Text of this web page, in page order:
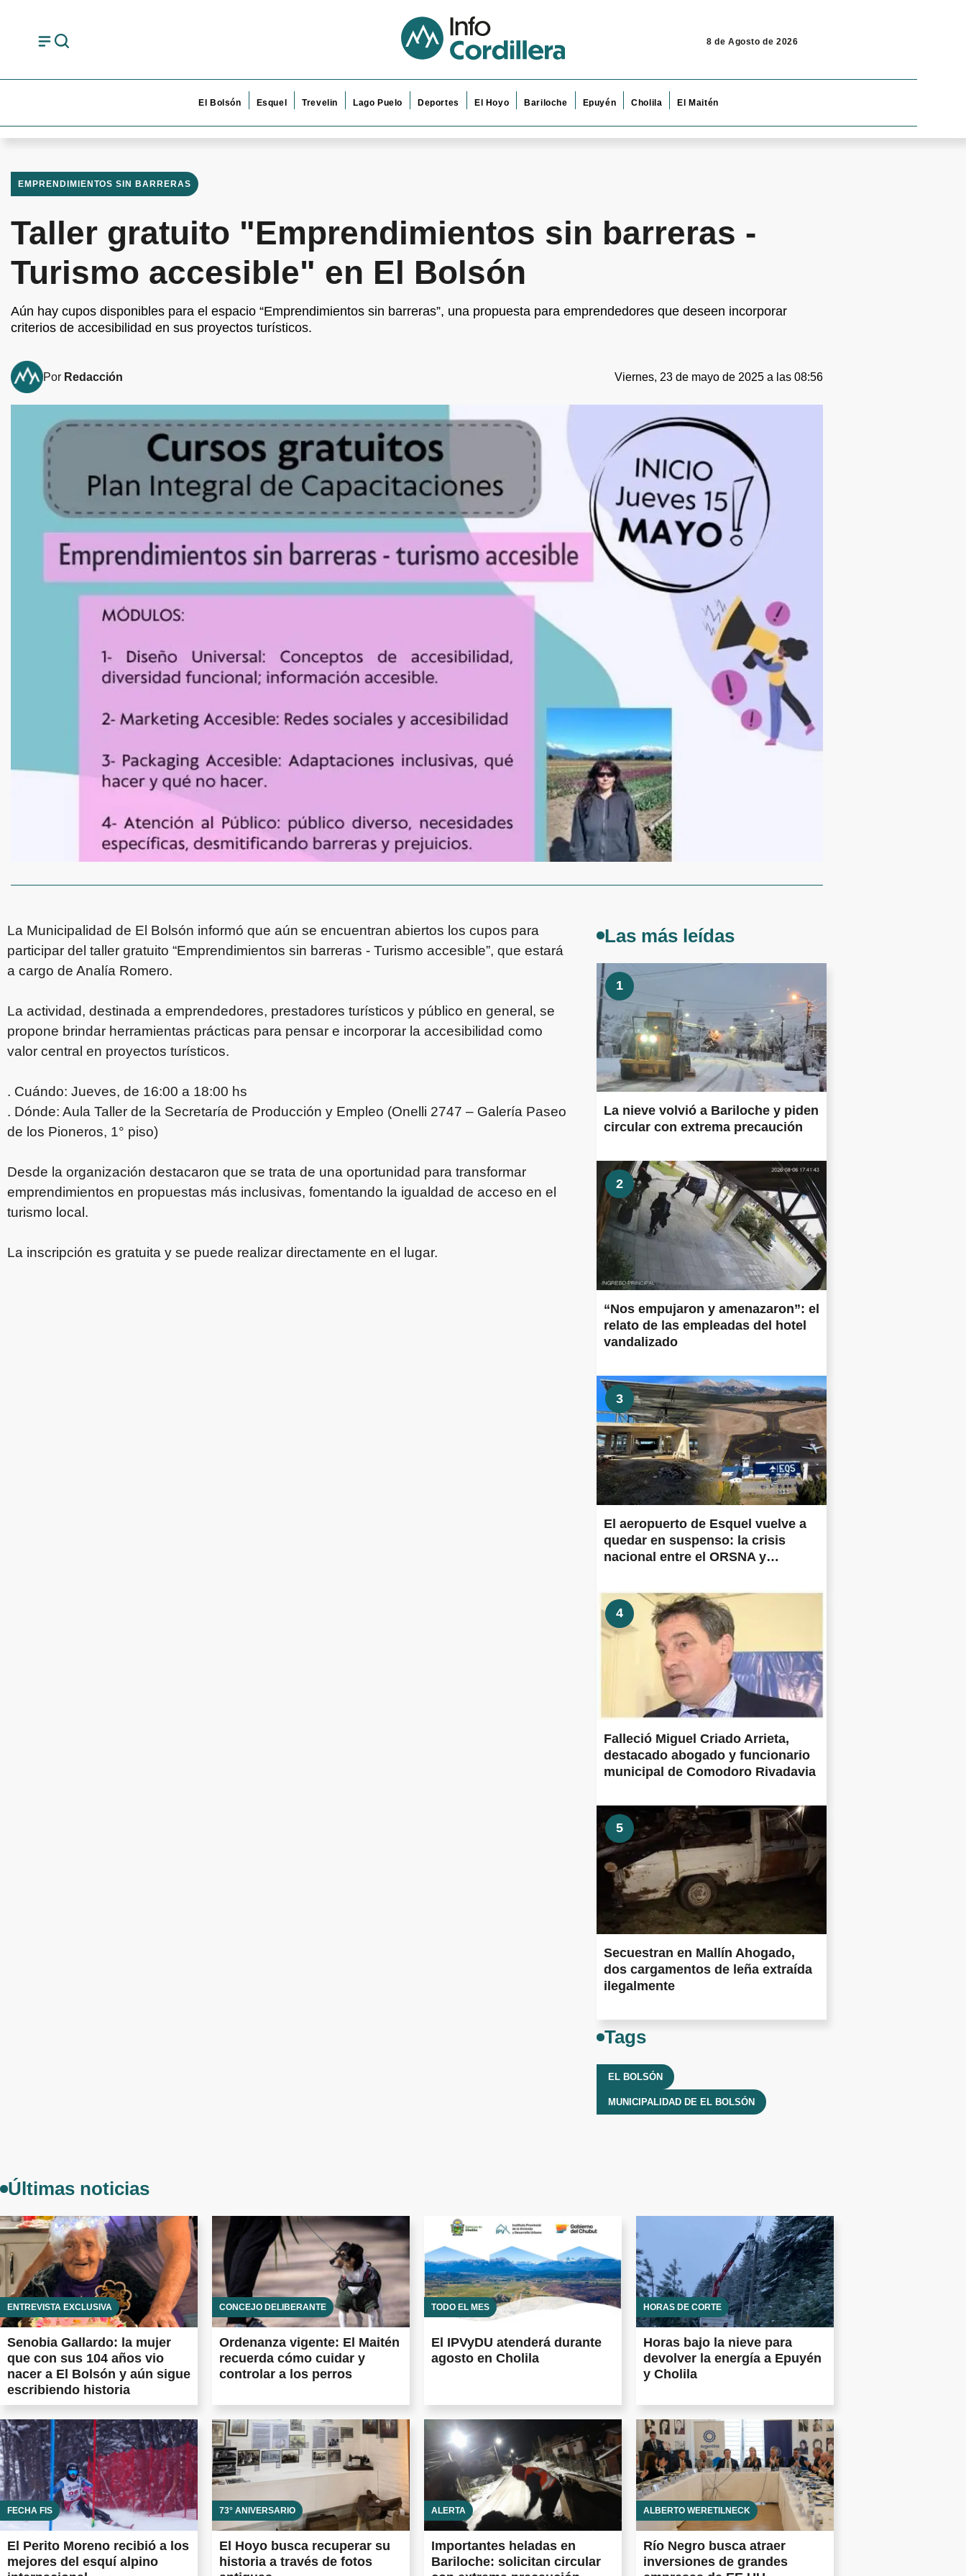
8 de Agosto de 2026
El Bolsón Esquel Trevelin Lago Puelo Deportes El Hoyo Bariloche Epuyén Cholila El Maitén
EMPRENDIMIENTOS SIN BARRERAS
Taller gratuito "Emprendimientos sin barreras -
Turismo accesible" en El Bolsón
Aún hay cupos disponibles para el espacio “Emprendimientos sin barreras”, una propuesta para emprendedores que deseen incorporar
criterios de accesibilidad en sus proyectos turísticos.
Por Redacción Viernes, 23 de mayo de 2025 a las 08:56
La Municipalidad de El Bolsón informó que aún se encuentran abiertos los cupos para
participar del taller gratuito “Emprendimientos sin barreras - Turismo accesible”, que estará
a cargo de Analía Romero.
La actividad, destinada a emprendedores, prestadores turísticos y público en general, se
propone brindar herramientas prácticas para pensar e incorporar la accesibilidad como
valor central en proyectos turísticos.
. Cuándo: Jueves, de 16:00 a 18:00 hs
. Dónde: Aula Taller de la Secretaría de Producción y Empleo (Onelli 2747 – Galería Paseo
de los Pioneros, 1° piso)
Desde la organización destacaron que se trata de una oportunidad para transformar
emprendimientos en propuestas más inclusivas, fomentando la igualdad de acceso en el
turismo local.
La inscripción es gratuita y se puede realizar directamente en el lugar.
Las más leídas
1
La nieve volvió a Bariloche y piden
circular con extrema precaución
2
“Nos empujaron y amenazaron”: el
relato de las empleadas del hotel
vandalizado
3
El aeropuerto de Esquel vuelve a
quedar en suspenso: la crisis
nacional entre el ORSNA y
obras prometidas en todo el país
4
Falleció Miguel Criado Arrieta,
destacado abogado y funcionario
municipal de Comodoro Rivadavia
5
Secuestran en Mallín Ahogado,
dos cargamentos de leña extraída
ilegalmente
Tags
EL BOLSÓN
MUNICIPALIDAD DE EL BOLSÓN
Últimas noticias
ENTREVISTA EXCLUSIVA
Senobia Gallardo: la mujer
que con sus 104 años vio
nacer a El Bolsón y aún sigue
escribiendo historia
CONCEJO DELIBERANTE
Ordenanza vigente: El Maitén
recuerda cómo cuidar y
controlar a los perros
TODO EL MES
El IPVyDU atenderá durante
agosto en Cholila
HORAS DE CORTE
Horas bajo la nieve para
devolver la energía a Epuyén
y Cholila
FECHA FIS
El Perito Moreno recibió a los
mejores del esquí alpino
73° ANIVERSARIO
El Hoyo busca recuperar su
historia a través de fotos
ALERTA
Importantes heladas en
Bariloche: solicitan circular
ALBERTO WERETILNECK
Río Negro busca atraer
inversiones de grandes